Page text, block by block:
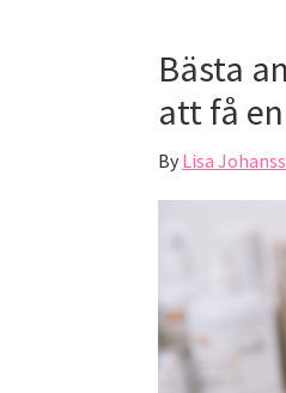
Bästa
att få
By Lisa